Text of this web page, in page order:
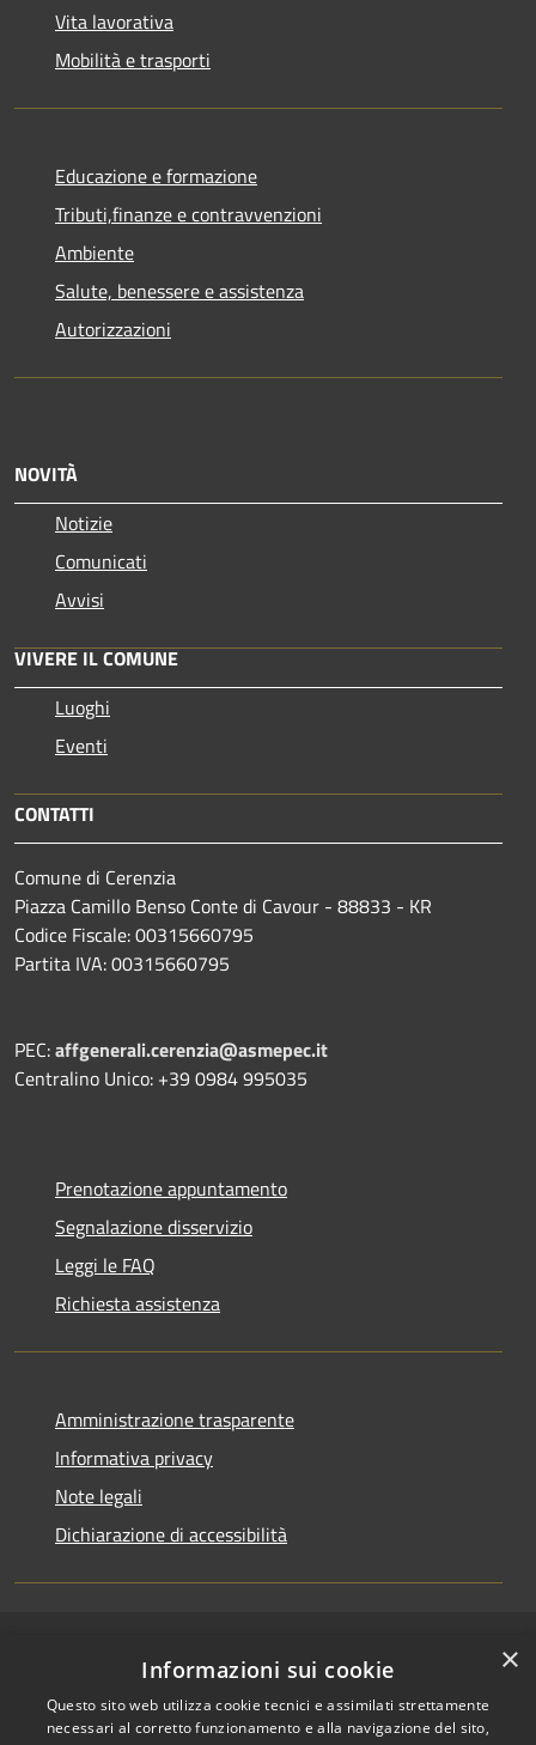
Vita lavorativa
Mobilità e trasporti
Educazione e formazione
Tributi,finanze e contravvenzioni
Ambiente
Salute, benessere e assistenza
Autorizzazioni
NOVITÀ
Notizie
Comunicati
Avvisi
VIVERE IL COMUNE
Luoghi
Eventi
CONTATTI
Comune di Cerenzia
Piazza Camillo Benso Conte di Cavour - 88833 - KR
Codice Fiscale: 00315660795
Partita IVA: 00315660795
PEC:affgenerali.cerenzia@asmepec.it
Centralino Unico: +39 0984 995035
Prenotazione appuntamento
Segnalazione disservizio
Leggi le FAQ
Richiesta assistenza
Amministrazione trasparente
Informativa privacy
Note legali
Dichiarazione di accessibilità
Privacy
Copyright © 2026 • Comune di
Cerenzia • Powered by
Municipium•Accesso
×
Informazioni sui cookie
Questo sito web utilizza cookie tecnici e assimilati strettamente
necessari al corretto funzionamento e alla navigazione del sito,